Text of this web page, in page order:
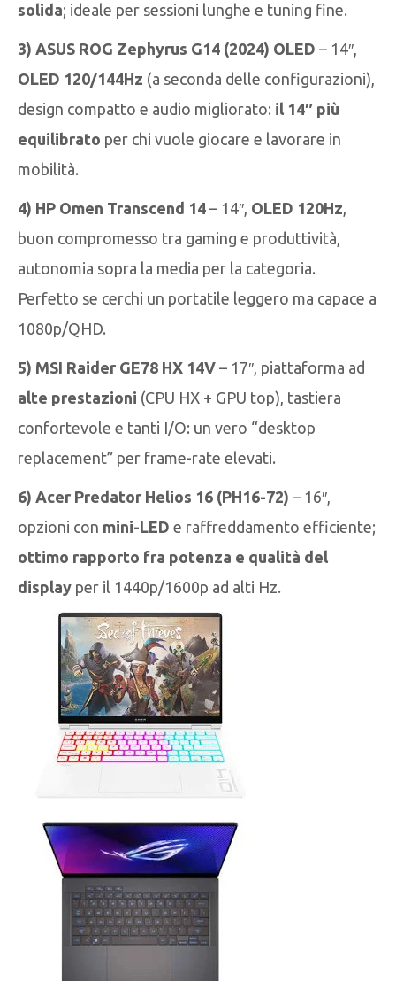
solida; ideale per sessioni lunghe e tuning fine.
3) ASUS ROG Zephyrus G14 (2024) OLED – 14″,
OLED 120/144Hz (a seconda delle configurazioni),
design compatto e audio migliorato: il 14″ più
equilibrato per chi vuole giocare e lavorare in
mobilità.
4) HP Omen Transcend 14 – 14″, OLED 120Hz,
buon compromesso tra gaming e produttività,
autonomia sopra la media per la categoria.
Perfetto se cerchi un portatile leggero ma capace a
1080p/QHD.
5) MSI Raider GE78 HX 14V – 17″, piattaforma ad
alte prestazioni (CPU HX + GPU top), tastiera
confortevole e tanti I/O: un vero “desktop
replacement” per frame-rate elevati.
6) Acer Predator Helios 16 (PH16-72) – 16″,
opzioni con mini-LED e raffreddamento efficiente;
ottimo rapporto fra potenza e qualità del
display per il 1440p/1600p ad alti Hz.